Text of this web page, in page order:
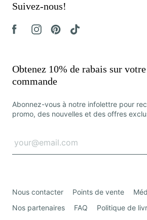
Suivez-nous!
Obtenez 10% de rabais sur
commande
Abonnez-vous à notre infolettre pour
promo, des nouvelles et des offres
Nous contacter Points de vente
Nos partenaires
FAQ
Politique de